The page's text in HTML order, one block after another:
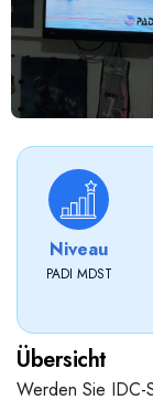
Niveau
PADI MDST
Übersicht
Werden Sie IDC-